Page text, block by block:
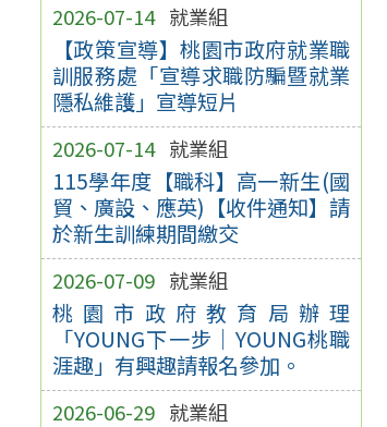
2026-07-14 就業組
【政策宣導】桃園市政府就業職
訓服務處「宣導求職防騙暨就業
隱私維護」宣導短片
2026-07-14 就業組
115學年度【職科】高一新生(國
貿、廣設、應英)【收件通知】請
於新生訓練期間繳交
2026-07-09 就業組
桃園市政府教育局辦理
「YOUNG下一步｜YOUNG桃職
涯趣」有興趣請報名參加。
2026-06-29 就業組